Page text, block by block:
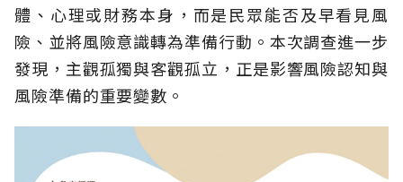
體、心理或財務本身，而是民眾能否及早看見風
險、並將風險意識轉為準備行動。本次調查進一步
發現，主觀孤獨與客觀孤立，正是影響風險認知與
風險準備的重要變數。